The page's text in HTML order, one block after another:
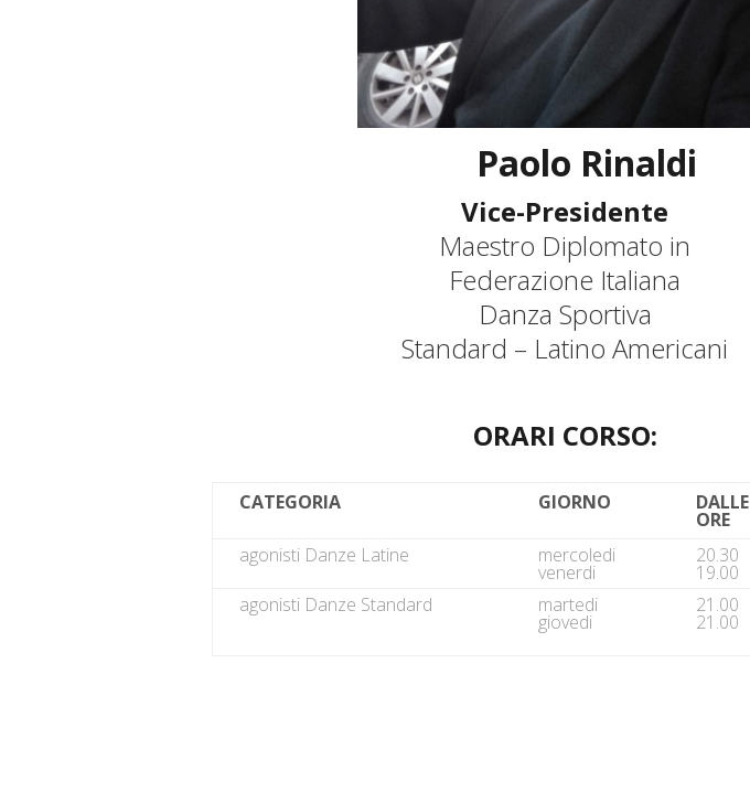
Paolo Rinaldi
Vice-Presidente
Maestro Diplomato in
Federazione Italiana
Danza Sportiva
Standard – Latino Americani
ORARI CORSO:
CATEGORIA GIORNO DALLE
ORE
agonisti Danze Latine
mercoledi
venerdi
20.30
19.00
agonisti Danze Standard
martedi
giovedi
21.00
21.00